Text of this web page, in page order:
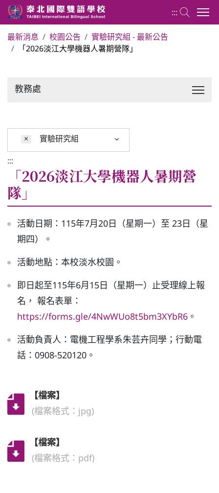
最新消息 校園公告
實驗研究組 - 最新公告
「2026淡江大學機器人暑期營隊」
教務處
× 實驗研究組
:::
「2026淡江大學機器人暑期營
隊」
活動日期：115年7月20日（星期一）至 23日（星
期四）。
活動地點：本校淡水校園。
即日起至115年6月15日（星期一）止受理線上報
名， 報名表單：
https://forms.gle/4NwWUo8t5bm3XYbR6 。
活動負責人：電機工程學系朱芸卉同學；行動電
話：0908-520120。
【檔案】
(檔案格式：jpg)
【檔案】
(檔案格式：pdf)
:::
關於泰北
行事曆
招生專區
校內分機表
普通型高中
雙語國中部
雙語國小部